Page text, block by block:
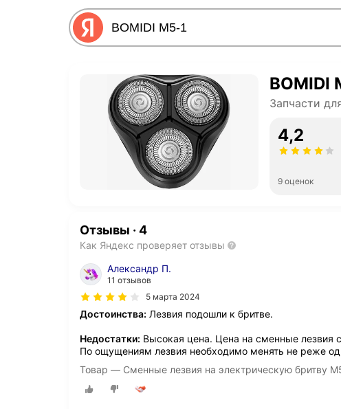
BOMIDI
Запчасти
4,2
9 оценок
Отзывы · 4
Как Яндекс проверяет отзывы
Александр П.
11 отзывов
5 марта 2024
Достоинства: Лезвия подошли к бритве.
Недостатки: Высокая цена. Цена на сменные лезвия
По ощущениям лезвия необходимо менять не реже
Товар — Сменные лезвия на электрическую бритву